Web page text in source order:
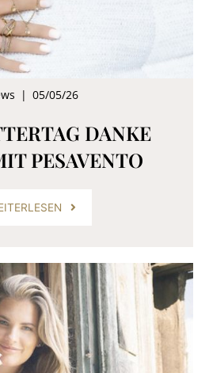
| 05/05/26
DANKE
PESAVENTO